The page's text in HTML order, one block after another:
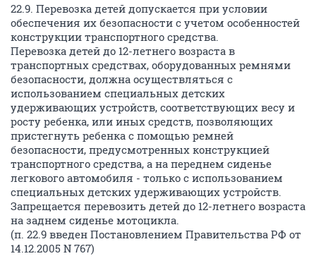
22.9. Перевозка детей допускается при условии
обеспечения их безопасности с учетом особенностей
конструкции транспортного средства.
Перевозка детей до 12-летнего возраста в
транспортных средствах, оборудованных ремнями
безопасности, должна осуществляться с
использованием специальных детских
удерживающих устройств, соответствующих весу и
росту ребенка, или иных средств, позволяющих
пристегнуть ребенка с помощью ремней
безопасности, предусмотренных конструкцией
транспортного средства, а на переднем сиденье
легкового автомобиля - только с использованием
специальных детских удерживающих устройств.
Запрещается перевозить детей до 12-летнего возраста
на заднем сиденье мотоцикла.
(п. 22.9 введен Постановлением Правительства РФ от
14.12.2005 N 767)